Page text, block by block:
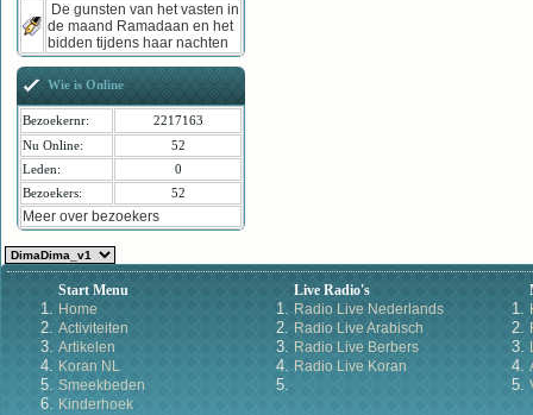
De gunsten van het vasten in
de maand Ramadaan en het
bidden tijdens haar nachten
Wie is Online
Bezoekernr:
2217163
Nu Online:
52
Leden:
0
Bezoekers:
52
Meer over bezoekers
Start Menu
Home
Activiteiten
Artikelen
Koran NL
Smeekbeden
Kinderhoek
Live Radio's
Radio Live Nederlands
Radio Live Arabisch
Radio Live Berbers
Radio Live Koran